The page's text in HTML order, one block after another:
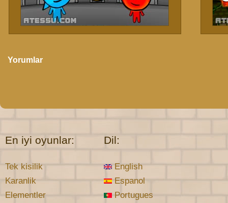
Yorumlar
En iyi oyunlar:
Tek kisilik
Karanlik
Elementler
Dil:
English
Espanol
Portugues